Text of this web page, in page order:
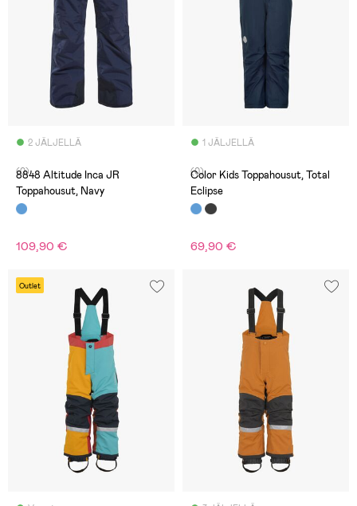
2 JÄLJELLÄ
(0)
8848 Altitude Inca JR
Toppahousut, Navy
109,90 €
1 JÄLJELLÄ
(0)
Color Kids Toppahousut, Total
Eclipse
69,90 €
Outlet